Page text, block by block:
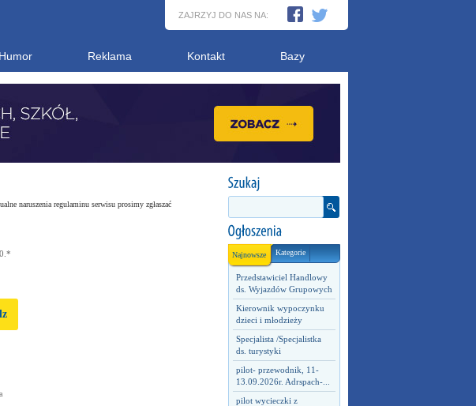
ZAJRZYJ DO NAS NA:
Humor Reklama Kontakt Bazy
Najnowsze Kategorie
Przedstawiciel Handlowy
ds. Wyjazdów Grupowych
Kierownik wypoczynku
dzieci i młodzieży
Specjalista /Specjalistka
ds. turystyki
pilot- przewodnik, 11-
13.09.2026r. Adrspach-...
pilot wycieczki z
naruszenia regulaminu serwisu prosimy zgłaszać